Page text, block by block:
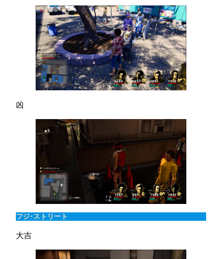
凶
フジ･ストリート
大吉